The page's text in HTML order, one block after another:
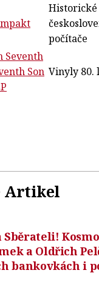
Historické
počítače
Seventh
Son Vinyly 80.
Artikel
a Oldřich
bankovkách i